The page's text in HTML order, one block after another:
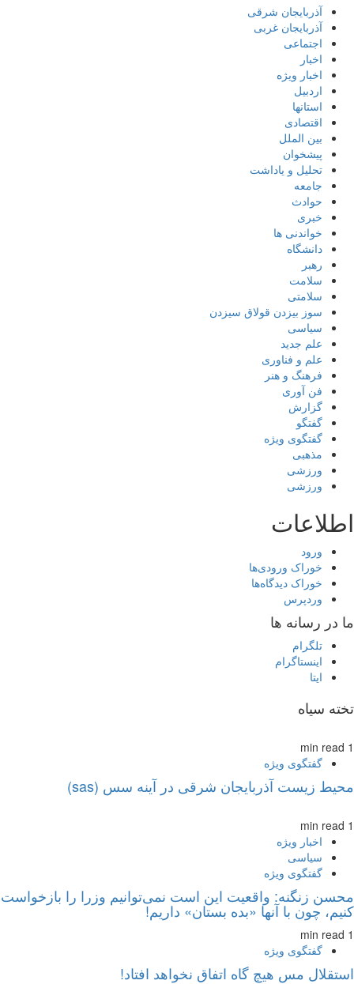
آذربایجان شرقی
آذربایجان غربی
اجتماعی
اخبار
اخبار ویژه
اردبیل
استانها
اقتصادی
بین الملل
پیشخوان
تحلیل و یاداشت
جامعه
حوادث
خبری
خواندنی ها
دانشگاه
رهبر
سلامت
سلامتی
سوز بیزدن قولاق سیزدن
سیاسی
علم جدید
علم و فناوری
فرهنگ و هنر
فن آوری
گزارش
گفتگو
گفتگوی ویژه
مذهبی
ورزشی
ورزشی
اطلاعات
ورود
خوراک ورودی‌ها
خوراک دیدگاه‌ها
وردپرس
ما در رسانه ها
تلگرام
اینستاگرام
ایتا
تخته سیاه
1 min read
گفتگوی ویژه
محیط زیست آذربایجان شرقی در آینه سس (sas)
1 min read
اخبار ویژه
سیاسی
گفتگوی ویژه
محسن زنگنه: واقعیت این است نمی‌توانیم وزرا را بازخواست
کنیم، چون با آنها «بده بستان» داریم!
1 min read
گفتگوی ویژه
استقلال مس هیچ گاه اتفاق نخواهد افتاد!